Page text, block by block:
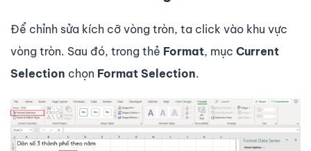
Để chỉnh sửa kích cỡ vòng tròn, ta click vào khu vực
vòng tròn. Sau đó, trong thẻ Format, mục Current
Selection chọn Format Selection.